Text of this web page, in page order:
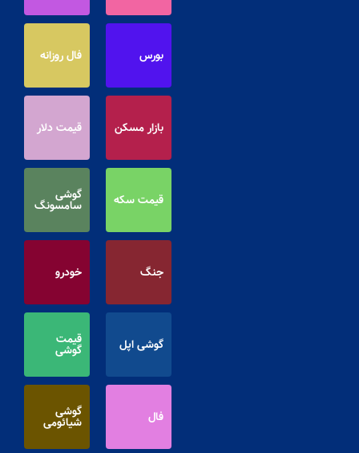
بورس فال روزانه
بازار مسکن قیمت دلار
قیمت سکه گوشی
سامسونگ
جنگ خودرو
گوشی اپل قیمت
گوشی
فال گوشی
شیائومی